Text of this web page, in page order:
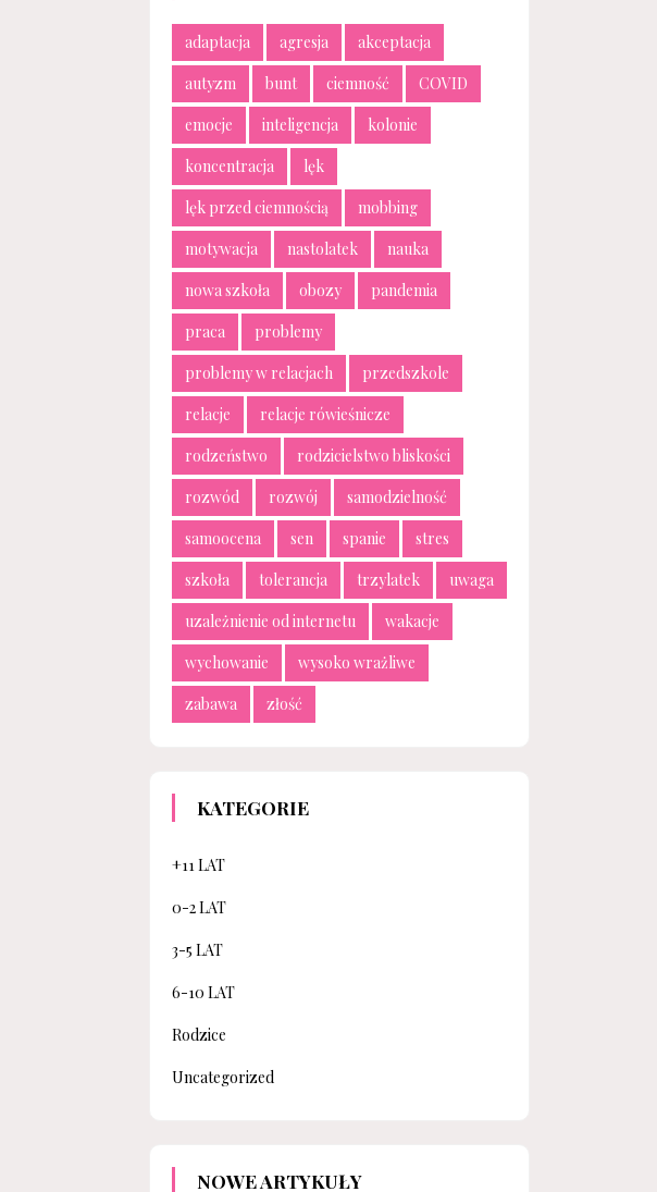
adaptacja agresja
akceptacja
autyzm
bunt ciemność
COVID
emocje
inteligencja
kolonie
koncentracja
lęk
lęk przed ciemnością
mobbing
motywacja
nastolatek
nauka
nowa szkoła
obozy
pandemia
praca
problemy
problemy w relacjach
przedszkole
relacje
relacje rówieśnicze
rodzeństwo
rodzicielstwo bliskości
rozwód
rozwój
samodzielność
samoocena
sen spanie
stres
szkoła
tolerancja trzylatek
uwaga
uzależnienie od internetu
wakacje
wychowanie
wysoko wrażliwe
zabawa
złość
KATEGORIE
+11 LAT
0-2 LAT
3-5 LAT
6-10 LAT
Rodzice
Uncategorized
NOWE ARTYKUŁY